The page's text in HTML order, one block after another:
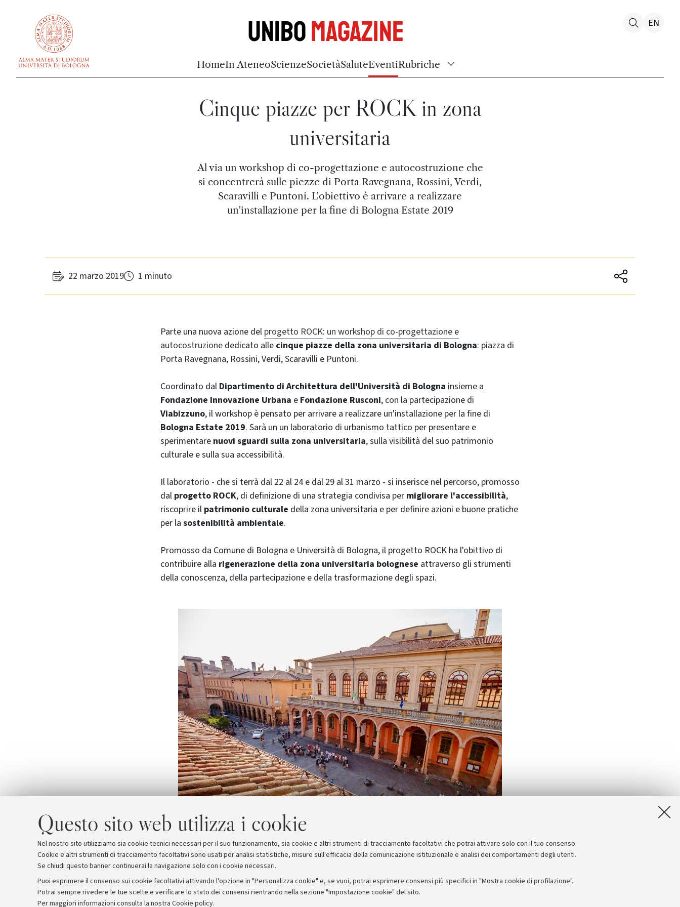
Questo sito web utilizza i cookie
Nel nostro sito utilizziamo sia cookie tecnici necessari per il suo funzionamento, sia cookie e altri strumenti di tracciamento facoltativi che potrai attivare solo con il tuo consenso.
Cookie e altri strumenti di tracciamento facoltativi sono usati per analisi statistiche, misure sull'efficacia della comunicazione istituzionale e analisi dei comportamenti degli utenti.
Se chiudi questo banner continuerai la navigazione solo con i cookie necessari.
Puoi esprimere il consenso sui cookie facoltativi attivando l'opzione in "Personalizza cookie" e, se vuoi, potrai esprimere consensi più specifici in "Mostra cookie di profilazione".
Potrai sempre rivedere le tue scelte e verificare lo stato dei consensi rientrando nella sezione "Impostazione cookie" del sito.
Per maggiori informazioni consulta la nostra Cookie policy.
UniboMagazine
HomeIn AteneoScienzeSocietàSaluteEventiRubriche
EN
Cinque piazze per ROCK in zona
universitaria
Al via un workshop di co-progettazione e autocostruzione che
si concentrerà sulle piezze di Porta Ravegnana, Rossini, Verdi,
Scaravilli e Puntoni. L'obiettivo è arrivare a realizzare
un'installazione per la fine di Bologna Estate 2019
22 marzo 2019 1 minuto
Parte una nuova azione del progetto ROCK: un workshop di co-progettazione e
autocostruzione dedicato alle cinque piazze della zona universitaria di Bologna: piazza di
Porta Ravegnana, Rossini, Verdi, Scaravilli e Puntoni.
Coordinato dal Dipartimento di Architettura dell'Università di Bologna insieme a
Fondazione Innovazione Urbana e Fondazione Rusconi, con la partecipazione di
Viabizzuno, il workshop è pensato per arrivare a realizzare un'installazione per la fine di
Bologna Estate 2019. Sarà un un laboratorio di urbanismo tattico per presentare e
sperimentare nuovi sguardi sulla zona universitaria, sulla visibilità del suo patrimonio
culturale e sulla sua accessibilità.
Il laboratorio - che si terrà dal 22 al 24 e dal 29 al 31 marzo - si inserisce nel percorso, promosso
dal progetto ROCK, di definizione di una strategia condivisa per migliorare l'accessibilità,
riscoprire il patrimonio culturale della zona universitaria e per definire azioni e buone pratiche
per la sostenibilità ambientale.
Promosso da Comune di Bologna e Università di Bologna, il progetto ROCK ha l'obittivo di
contribuire alla rigenerazione della zona universitaria bolognese attraverso gli strumenti
della conoscenza, della partecipazione e della trasformazione degli spazi.
Archivio Comunicati stampa Redazione Rassegna stampa